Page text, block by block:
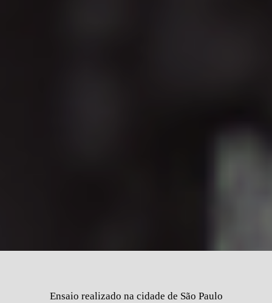
Ensaio realizado na cidade de São Paulo